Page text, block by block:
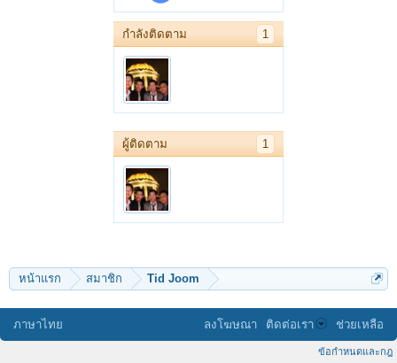
กำลังติดตาม 1
ผู้ติดตาม 1
หน้าแรก สมาชิก Tid Joom
ภาษาไทย ลงโฆษณา ติดต่อเรา ช่วยเหลือ
ข้อกำหนดและกฎ